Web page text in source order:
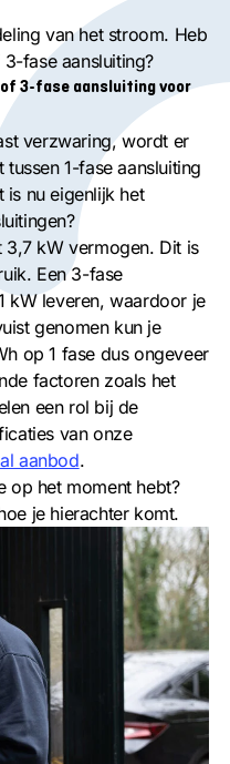
van het stroom. Heb
fase aansluiting?
3-fase aansluiting voor
verzwaring, wordt er
1-fase aansluiting
is nu eigenlijk het
3,7 kW vermogen. Dit is
Een 3-fase
kW leveren, waardoor je
genomen kun je
op 1 fase dus ongeveer
factoren zoals het
een rol bij de
van onze
aanbod.
op het moment hebt?
je hierachter komt.